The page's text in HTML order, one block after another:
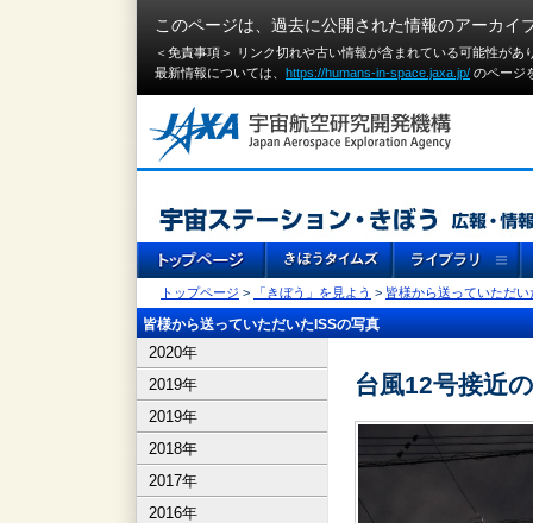
このページは、過去に公開された情報のアーカイ
＜免責事項＞ リンク切れや古い情報が含まれている可能性が
最新情報については、 https://humans-in-space.jaxa.jp/ のページ
トップページ > 「きぼう」を見よう > 皆様から送っていただい
皆様から送っていただいたISSの写真
2020年
2019年
2019年
2018年
2017年
2016年
台風12号接近